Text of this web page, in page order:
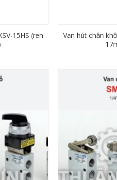
15HS (ren
Van hút chân